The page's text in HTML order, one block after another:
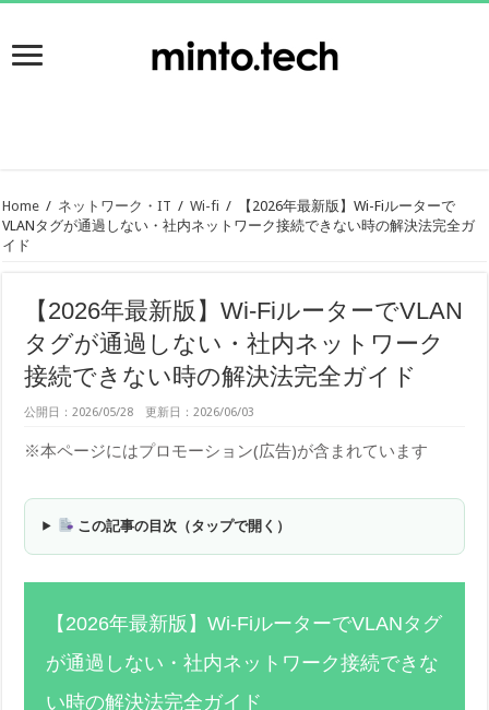
Home / ネットワーク・IT / Wi-fi /
【2026年最新版】Wi-Fiルーターで
VLANタグが通過しない・社内ネットワーク接続できない時の解決法完全ガ
イド
【2026年最新版】Wi-FiルーターでVLAN
タグが通過しない・社内ネットワーク
接続できない時の解決法完全ガイド
公開日：2026/05/28 更新日：2026/06/03
※本ページにはプロモーション(広告)が含まれています
この記事の目次（タップで開く）
【2026年最新版】Wi-FiルーターでVLANタグ
が通過しない・社内ネットワーク接続できな
い時の解決法完全ガイド